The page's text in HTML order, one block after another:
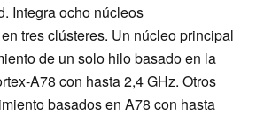
Integra ocho núcleos
tres clústeres. Un núcleo principal
de un solo hilo basado en la
A78 con hasta 2,4 GHz. Otros
basados en A78 con hasta